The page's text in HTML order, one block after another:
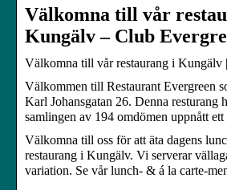
Välkomna till vår
Kungälv – Club
Välkomna till vår restaurang i Kungälv
Välkommen till Restaurant Evergreen
Karl Johansgatan 26. Denna resturang
samlingen av 194 omdömen uppnått
Välkomna till oss för att äta dagens
restaurang i Kungälv. Vi serverar
variation. Se vår lunch- & á la carte-